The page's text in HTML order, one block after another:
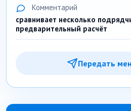
Комментарий
сравнивает несколько
предварительный расчёт
Передать